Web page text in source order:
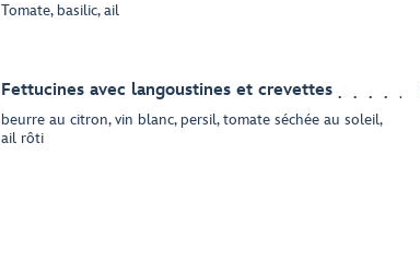
Tomate, basilic, ail
Fettucines avec langoustines et crevettes
beurre au citron, vin blanc, persil, tomate séchée au soleil,
ail rôti